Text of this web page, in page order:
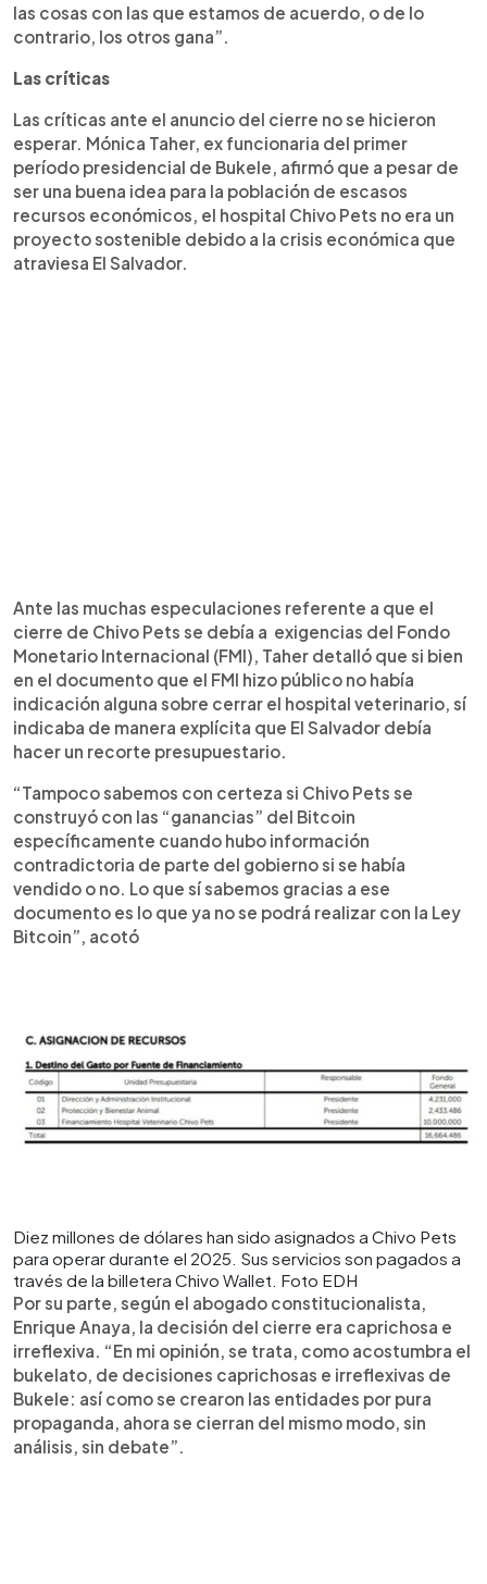
las cosas con las que estamos de acuerdo, o de lo
contrario, los otros gana”.
Las críticas
Las críticas ante el anuncio del cierre no se hicieron
esperar. Mónica Taher, ex funcionaria del primer
período presidencial de Bukele, afirmó que a pesar de
ser una buena idea para la población de escasos
recursos económicos, el hospital Chivo Pets no era un
proyecto sostenible debido a la crisis económica que
atraviesa El Salvador.
Ante las muchas especulaciones referente a que el
cierre de Chivo Pets se debía a exigencias del Fondo
Monetario Internacional (FMI), Taher detalló que si bien
en el documento que el FMI hizo público no había
indicación alguna sobre cerrar el hospital veterinario, sí
indicaba de manera explícita que El Salvador debía
hacer un recorte presupuestario.
“Tampoco sabemos con certeza si Chivo Pets se
construyó con las “ganancias” del Bitcoin
específicamente cuando hubo información
contradictoria de parte del gobierno si se había
vendido o no. Lo que sí sabemos gracias a ese
documento es lo que ya no se podrá realizar con la Ley
Bitcoin”, acotó
Diez millones de dólares han sido asignados a Chivo Pets
para operar durante el 2025. Sus servicios son pagados a
través de la billetera Chivo Wallet. Foto EDH
Por su parte, según el abogado constitucionalista,
Enrique Anaya, la decisión del cierre era caprichosa e
irreflexiva. “En mi opinión, se trata, como acostumbra el
bukelato, de decisiones caprichosas e irreflexivas de
Bukele: así como se crearon las entidades por pura
propaganda, ahora se cierran del mismo modo, sin
análisis, sin debate”.